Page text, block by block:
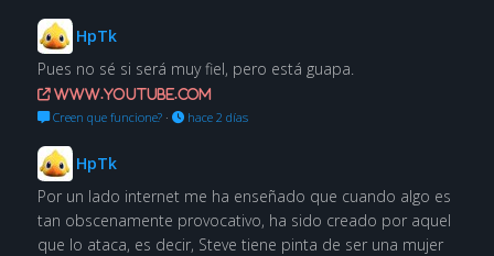
HpTk
Pues no sé si será muy fiel, pero está guapa.
www.youtube.com
Creen que funcione?· hace 2 días
HpTk
Por un lado internet me ha enseñado que cuando algo es
tan obscenamente provocativo, ha sido creado por aquel
que lo ataca, es decir, Steve tiene pinta de ser una mujer